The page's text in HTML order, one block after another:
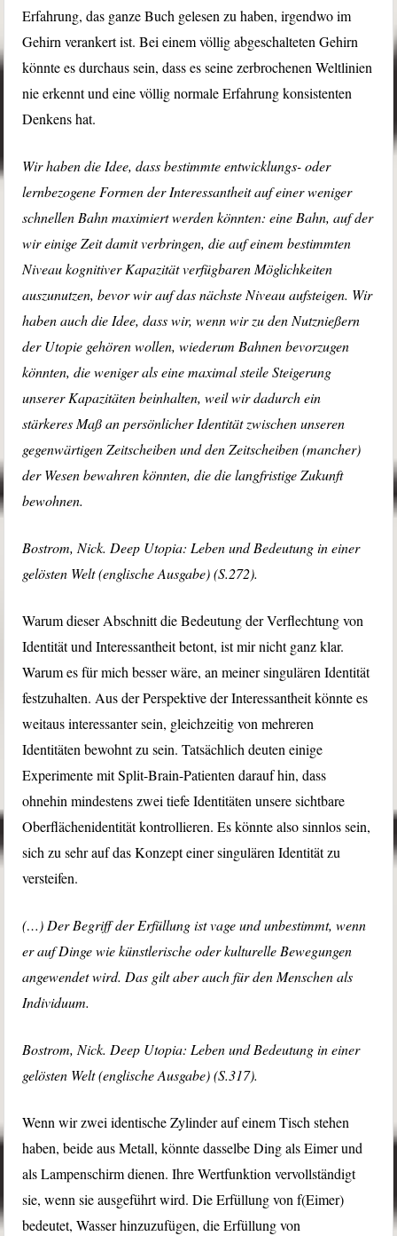
Erfahrung, das ganze Buch gelesen zu haben, irgendwo im
Gehirn verankert ist. Bei einem völlig abgeschalteten Gehirn
könnte es durchaus sein, dass es seine zerbrochenen Weltlinien
nie erkennt und eine völlig normale Erfahrung konsistenten
Denkens hat.
Wir haben die Idee, dass bestimmte entwicklungs- oder
lernbezogene Formen der Interessantheit auf einer weniger
schnellen Bahn maximiert werden könnten: eine Bahn, auf der
wir einige Zeit damit verbringen, die auf einem bestimmten
Niveau kognitiver Kapazität verfügbaren Möglichkeiten
auszunutzen, bevor wir auf das nächste Niveau aufsteigen. Wir
haben auch die Idee, dass wir, wenn wir zu den Nutznießern
der Utopie gehören wollen, wiederum Bahnen bevorzugen
könnten, die weniger als eine maximal steile Steigerung
unserer Kapazitäten beinhalten, weil wir dadurch ein
stärkeres Maß an persönlicher Identität zwischen unseren
gegenwärtigen Zeitscheiben und den Zeitscheiben (mancher)
der Wesen bewahren könnten, die die langfristige Zukunft
bewohnen.
Bostrom, Nick. Deep Utopia: Leben und Bedeutung in einer
gelösten Welt (englische Ausgabe) (S.272).
Warum dieser Abschnitt die Bedeutung der Verflechtung von
Identität und Interessantheit betont, ist mir nicht ganz klar.
Warum es für mich besser wäre, an meiner singulären Identität
festzuhalten. Aus der Perspektive der Interessantheit könnte es
weitaus interessanter sein, gleichzeitig von mehreren
Identitäten bewohnt zu sein. Tatsächlich deuten einige
Experimente mit Split-Brain-Patienten darauf hin, dass
ohnehin mindestens zwei tiefe Identitäten unsere sichtbare
Oberflächenidentität kontrollieren. Es könnte also sinnlos sein,
sich zu sehr auf das Konzept einer singulären Identität zu
versteifen.
(…) Der Begriff der Erfüllung ist vage und unbestimmt, wenn
er auf Dinge wie künstlerische oder kulturelle Bewegungen
angewendet wird. Das gilt aber auch für den Menschen als
Individuum.
Bostrom, Nick. Deep Utopia: Leben und Bedeutung in einer
gelösten Welt (englische Ausgabe) (S.317).
Wenn wir zwei identische Zylinder auf einem Tisch stehen
haben, beide aus Metall, könnte dasselbe Ding als Eimer und
als Lampenschirm dienen. Ihre Wertfunktion vervollständigt
sie, wenn sie ausgeführt wird. Die Erfüllung von f(Eimer)
bedeutet, Wasser hinzuzufügen, die Erfüllung von